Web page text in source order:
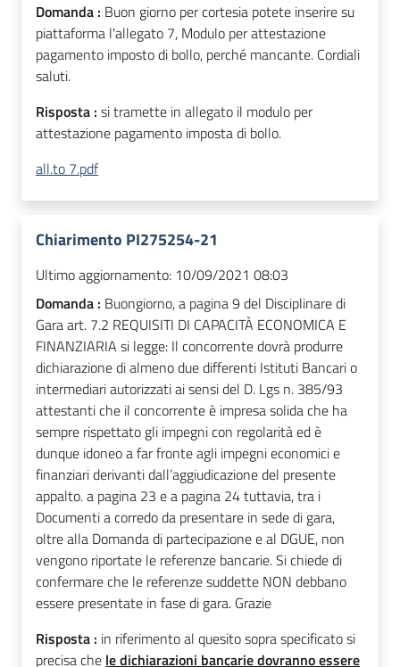
Domanda : Buon giorno per cortesia potete inserire su
piattaforma l'allegato 7, Modulo per attestazione
pagamento imposto di bollo, perché mancante. Cordiali
saluti.
Risposta : si tramette in allegato il modulo per
attestazione pagamento imposta di bollo.
all.to 7.pdf
Chiarimento PI275254-21
Ultimo aggiornamento: 10/09/2021 08:03
Domanda : Buongiorno, a pagina 9 del Disciplinare di
Gara art. 7.2 REQUISITI DI CAPACITÀ ECONOMICA E
FINANZIARIA si legge: Il concorrente dovrà produrre
dichiarazione di almeno due differenti Istituti Bancari o
intermediari autorizzati ai sensi del D. Lgs n. 385/93
attestanti che il concorrente è impresa solida che ha
sempre rispettato gli impegni con regolarità ed è
dunque idoneo a far fronte agli impegni economici e
finanziari derivanti dall’aggiudicazione del presente
appalto. a pagina 23 e a pagina 24 tuttavia, tra i
Documenti a corredo da presentare in sede di gara,
oltre alla Domanda di partecipazione e al DGUE, non
vengono riportate le referenze bancarie. Si chiede di
confermare che le referenze suddette NON debbano
essere presentate in fase di gara. Grazie
Risposta : in riferimento al quesito sopra specificato si
precisa che le dichiarazioni bancarie dovranno essere